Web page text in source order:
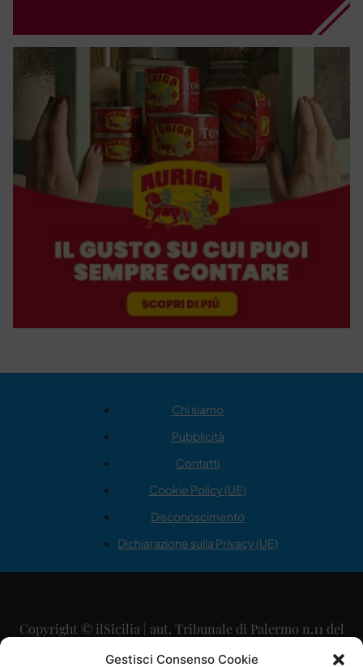
Gestisci Consenso Cookie
Chi siamo
Pubblicità
Contatti
Cookie Policy (UE)
Disconoscimento
Dichiarazione sulla Privacy (UE)
Copyright © ilSicilia | aut. Tribunale di Palermo n.11 del
29/09/2015